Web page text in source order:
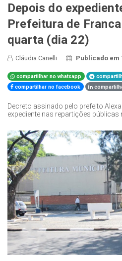
Depois do
Prefeitura de
quarta (dia 22)
Cláudia Canelli Publicado em
compartilhar no whatsapp
compartilhar no facebook
Decreto assinado pelo prefeito
expediente nas repartições públicas